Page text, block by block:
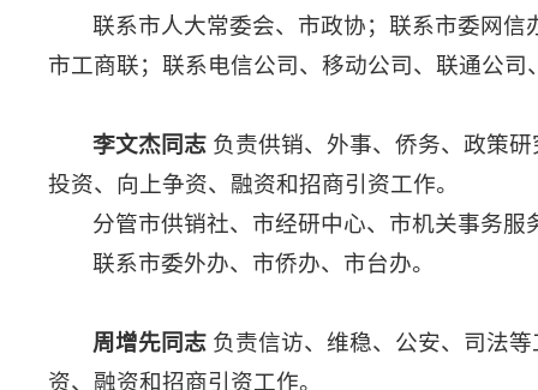
联系市人大常委会、市政协；联系市委网
市工商联；联系电信公司、移动公司、联通公
李文杰同志 负责供销、外事、侨务、政策
投资、向上争资、融资和招商引资工作。
分管市供销社、市经研中心、市机关事务
联系市委外办、市侨办、市台办。
周增先同志 负责信访、维稳、公安、司法
资、融资和招商引资工作。